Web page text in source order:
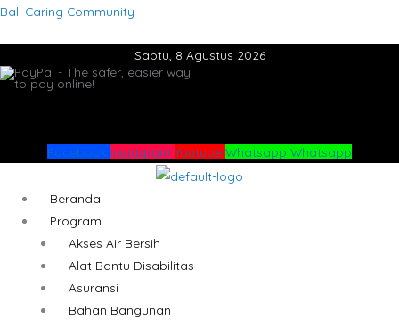
Lewati
Bali Caring Community
Sabtu, 8 Agustus 2026
Facebook Instagram Youtube Whatsapp Whatsapp
Menu
Beranda
Program
Akses Air Bersih
Alat Bantu Disabilitas
Asuransi
Bahan Bangunan
Menu